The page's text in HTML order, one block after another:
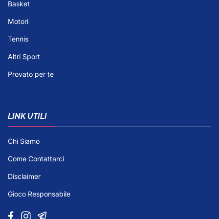
Basket
Motori
Tennis
Altri Sport
Provato per te
LINK UTILI
Chi Siamo
Come Contattarci
Disclaimer
Gioco Responsabile